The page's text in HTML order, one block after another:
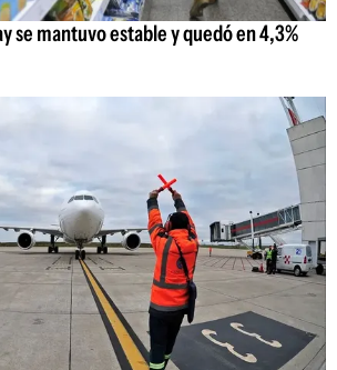
se mantuvo estable y quedó en 4,3%